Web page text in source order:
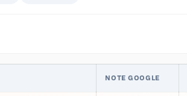
NOTE GOOGLE